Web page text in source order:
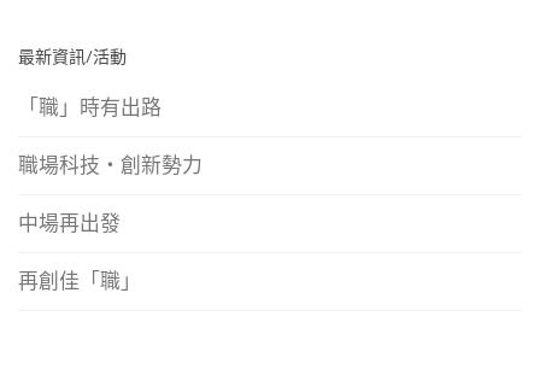
最新資訊/活動
「職」時有出路
職場科技‧創新勢力
中場再出發
再創佳「職」